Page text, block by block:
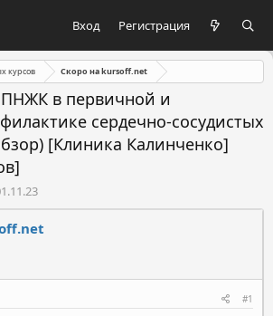
Вход Регистрация
курсов Скоро на kursoff.net
в первичной и
сердечно-сосудистых
[Клиника Калинченко]
#1